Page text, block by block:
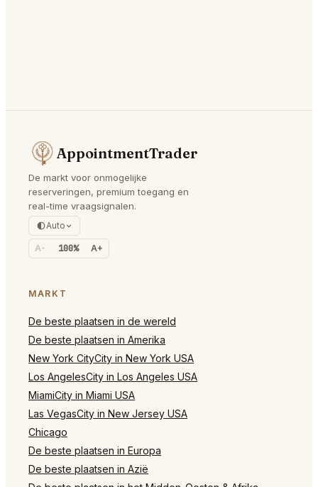
AppointmentTrader
De markt voor onmogelijke
reserveringen, premium toegang en
real-time vraagsignalen.
Auto
A- 100% A+
MARKT
De beste plaatsen in de wereld
De beste plaatsen in Amerika
New York CityCity in New York USA
Los AngelesCity in Los Angeles USA
MiamiCity in Miami USA
Las VegasCity in New Jersey USA
Chicago
De beste plaatsen in Europa
De beste plaatsen in Azië